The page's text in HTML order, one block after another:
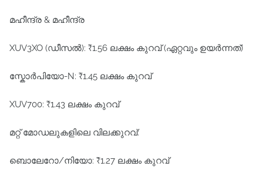
മഹീന്ദ്ര & മഹീന്ദ്ര
XUV3XO (ഡീസൽ): ₹1.56 ലക്ഷം കുറവ് (ഏറ്റവും ഉയർന്നത്)
സ്കോർപിയോ-N: ₹1.45 ലക്ഷം കുറവ്
XUV700: ₹1.43 ലക്ഷം കുറവ്
മറ്റ് മോഡലുകളിലെ വിലക്കുറവ്:
ബൊലേറോ/നിയോ: ₹1.27 ലക്ഷം കുറവ്